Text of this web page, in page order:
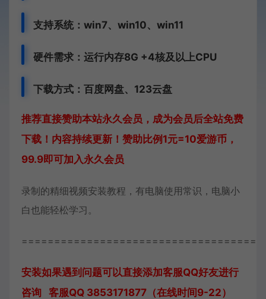
支持系统：win7、win10、win11
硬件需求：运行内存8G +4核及以上CPU
下载方式： 百度网盘、 123云盘
推荐直接赞助本站永久会员，成为会员后全站免费
下载！内容持续更新！赞助比例1元=10爱游币，
99.9即可加入永久会员
录制的精细视频安装教程，有电脑使用常识，电脑小
白也能轻松学习。
安装如果遇到问题可以直接添加客服QQ好友进行
咨询 客服QQ 3853171877（在线时间9-22）